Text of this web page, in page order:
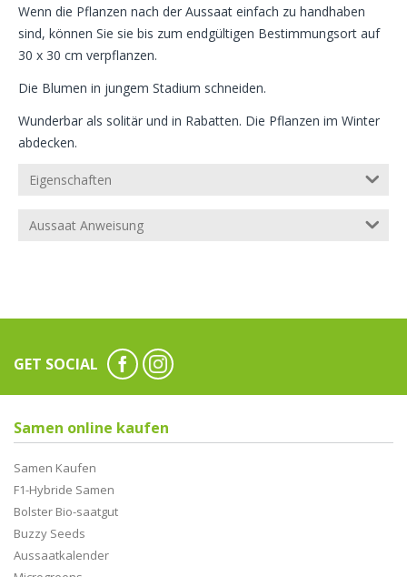
Wenn die Pflanzen nach der Aussaat einfach zu handhaben
sind, können Sie sie bis zum endgültigen Bestimmungsort auf
30 x 30 cm verpflanzen.
Die Blumen in jungem Stadium schneiden.
Wunderbar als solitär und in Rabatten. Die Pflanzen im Winter
abdecken.
Eigenschaften
Aussaat Anweisung
GET SOCIAL
Samen online kaufen
Samen Kaufen
F1-Hybride Samen
Bolster Bio-saatgut
Buzzy Seeds
Aussaatkalender